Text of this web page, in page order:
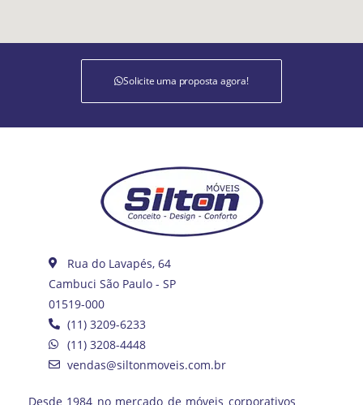
Solicite uma proposta agora!
Rua do Lavapés, 64
Cambuci São Paulo - SP
01519-000
(11) 3209-6233
(11) 3208-4448
vendas@siltonmoveis.com.br
Desde 1984 no mercado de móveis corporativos